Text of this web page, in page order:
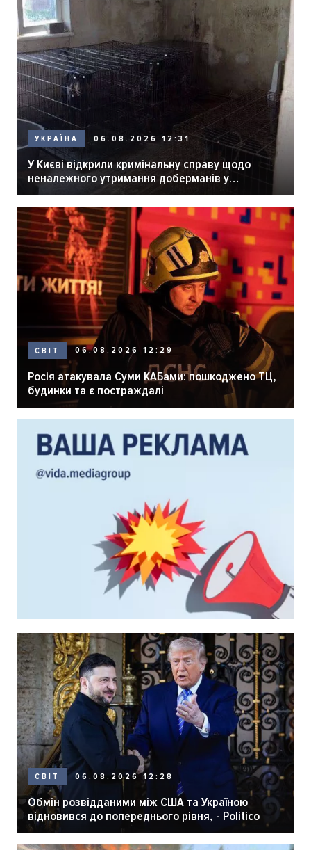
УКРАЇНА 06.08.2026 12:31
У Києві відкрили кримінальну справу щодо
неналежного утримання доберманів у
розпліднику
СВІТ 06.08.2026 12:29
Росія атакувала Суми КАБами: пошкоджено ТЦ,
будинки та є постраждалі
СВІТ 06.08.2026 12:28
Обмін розвідданими між США та Україною
відновився до попереднього рівня, - Politico